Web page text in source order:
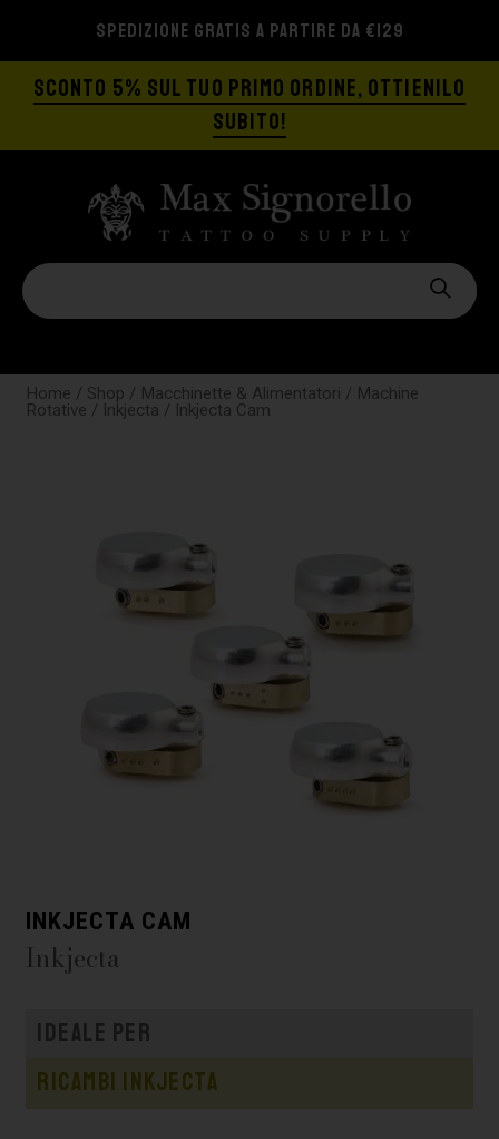
SPEDIZIONE GRATIS A PARTIRE DA €129
SCONTO 5% SUL TUO PRIMO ORDINE, OTTIENILO
SUBITO!
Home / Shop / Macchinette & Alimentatori / Machine
Rotative / Inkjecta / Inkjecta Cam
INKJECTA CAM
Inkjecta
Ideale per
Ricambi inkjecta